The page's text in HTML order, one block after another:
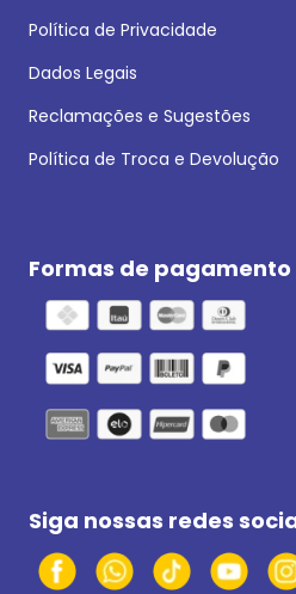
Política de Privacidade
Dados Legais
Reclamações e Sugestões
Política de Troca e Devolução
Formas de pagamento
Siga nossas redes